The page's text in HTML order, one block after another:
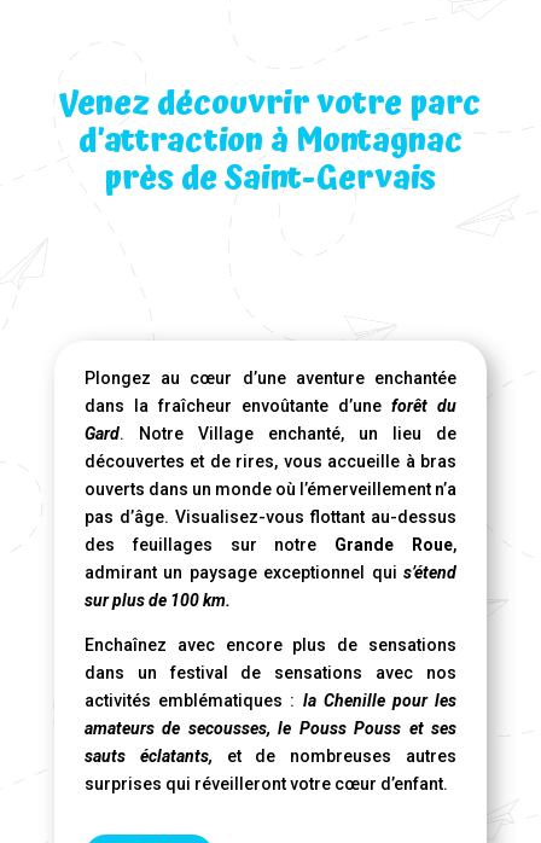
Venez découvrir votre parc
d’attraction à Montagnac
près de Saint-Gervais
Plongez au cœur d’une aventure enchantée
dans la fraîcheur envoûtante d’uneforêt du
Gard. Notre Village enchanté, un lieu de
découvertes et de rires, vous accueille à bras
ouverts dans un monde où l’émerveillement n’a
pas d’âge. Visualisez-vous flottant au-dessus
des feuillages sur notre Grande Roue,
admirant un paysage exceptionnel quis’étend
sur plus de 100 km.
Enchaînez avec encore plus de sensations
dans un festival de sensations avec nos
activités emblématiques : la Chenille pour les
amateurs de secousses, le Pouss Pouss et ses
sauts éclatants, et de nombreuses autres
surprises qui réveilleront votre cœur d’enfant.